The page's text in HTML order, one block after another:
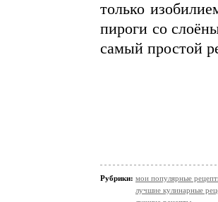
только
пироги со
самый простой
Рубрики: мои популярные
лучшие кулинарные